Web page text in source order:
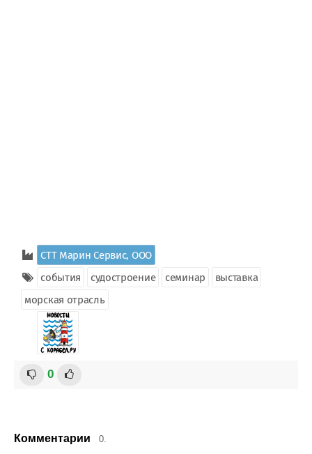
СТТ Марин Сервис, ООО
события
судостроение семинар
выставка
морская отрасль
0
Комментарии 0.